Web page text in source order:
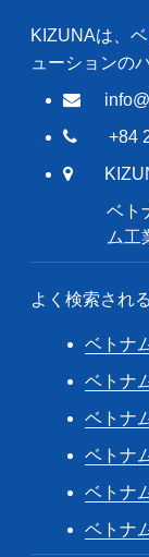
KIZUNAは、
ューションの
+84
ベト
ム工
よく検索され
ベトナ
ベトナ
ベトナ
ベトナ
ベトナ
ベトナ